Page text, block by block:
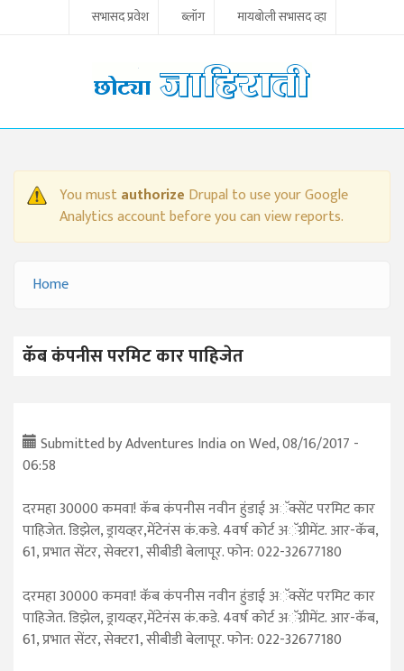
Skip to main content
सभासद प्रवेश ब्लॉग मायबोली सभासद व्हा
WARNING MESSAGE
You mustauthorize Drupal to use your Google
Analytics account before you can view reports.
YOU ARE HERE
Home
कॅब कंपनीस परमिट कार पाहिजेत
Submitted byAdventures Indiaon Wed, 08/16/2017 -
06:58
दरमहा 30000 कमवा! कॅब कंपनीस नवीन हुंडाई अॅक्सेंट परमिट कार
पाहिजेत. डिझेल, ड्रायव्हर,मेंटेनंस कं.कडे. 4वर्ष कोर्ट अॅग्रीमेंट. आर-कॅब,
61, प्रभात सेंटर, सेक्टर1, सीबीडी बेलापूर. फोन: 022-32677180
दरमहा 30000 कमवा! कॅब कंपनीस नवीन हुंडाई अॅक्सेंट परमिट कार
पाहिजेत. डिझेल, ड्रायव्हर,मेंटेनंस कं.कडे. 4वर्ष कोर्ट अॅग्रीमेंट. आर-कॅब,
61, प्रभात सेंटर, सेक्टर1, सीबीडी बेलापूर. फोन: 022-32677180